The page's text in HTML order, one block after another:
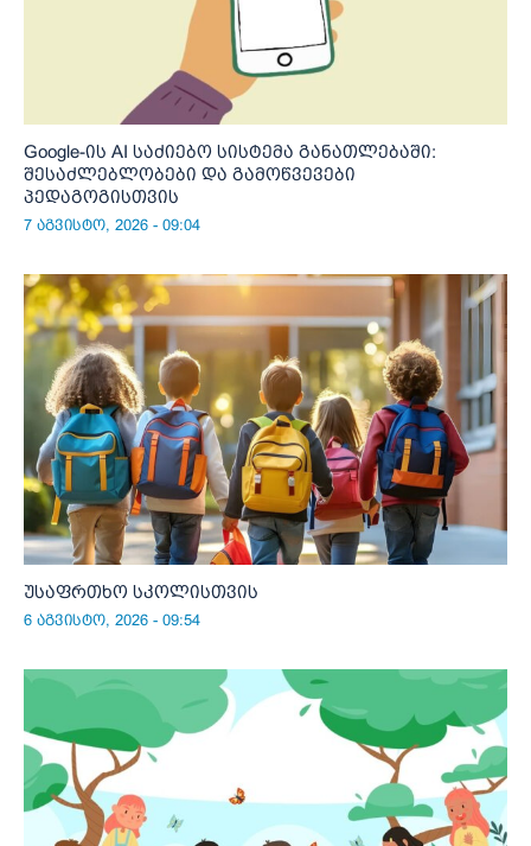
Google-ის AI საძიებო სისტემა განათლებაში:
შესაძლებლობები და გამოწვევები
პედაგოგისთვის
7 აგვისტო, 2026 - 09:04
უსაფრთხო სკოლისთვის
6 აგვისტო, 2026 - 09:54